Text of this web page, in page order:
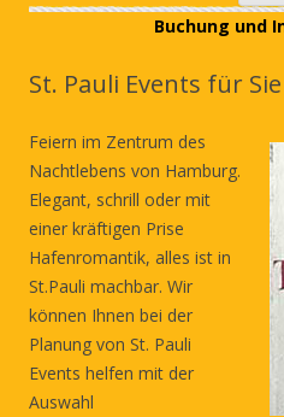
Buchung und
St. Pauli Events für Sie
Feiern im Zentrum des
Nachtlebens von Hamburg.
Elegant, schrill oder mit
einer kräftigen Prise
Hafenromantik, alles ist in
St.Pauli machbar. Wir
können Ihnen bei der
Planung von St. Pauli
Events helfen mit der
Auswahl